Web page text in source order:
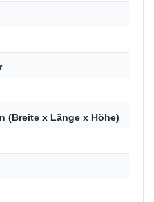
(Breite x Länge x Höhe)